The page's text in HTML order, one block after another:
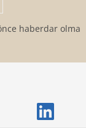
haberdar olmak